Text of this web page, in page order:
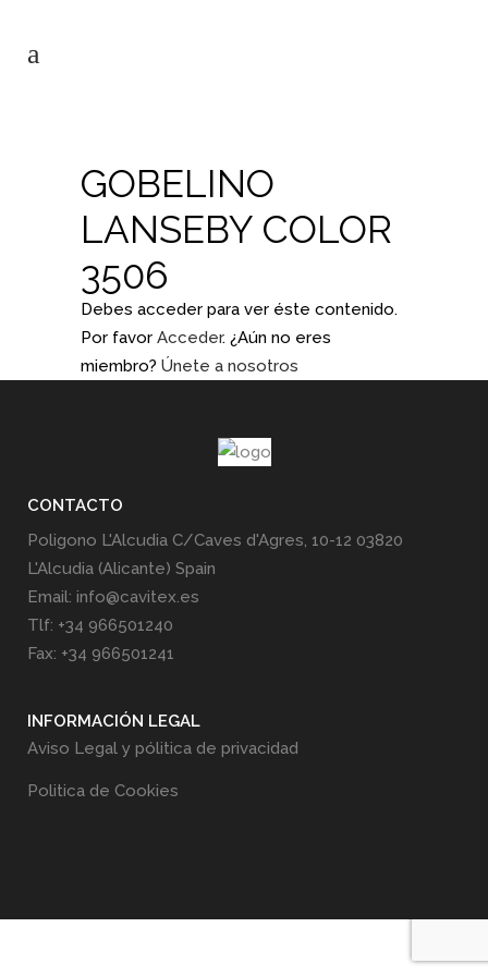
GOBELINO
LANSEBY COLOR
3506
Debes acceder para ver éste contenido.
Por favor Acceder. ¿Aún no eres
miembro? Únete a nosotros
CONTACTO
Poligono L'Alcudia C/Caves d'Agres, 10-12 03820
L'Alcudia (Alicante) Spain
Email: info@cavitex.es
Tlf: +34 966501240
Fax: +34 966501241
INFORMACIÓN LEGAL
Aviso Legal y pólitica de privacidad
Politica de Cookies